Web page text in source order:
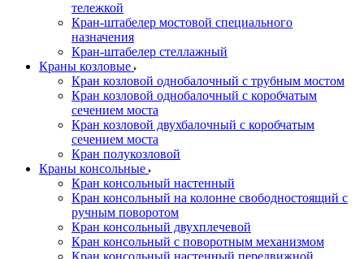
тележкой
Кран-штабелер мостовой специального
назначения
Кран-штабелер стеллажный
Краны козловые
Кран козловой однобалочный с трубным мостом
Кран козловой однобалочный с коробчатым
сечением моста
Кран козловой двухбалочный с коробчатым
сечением моста
Кран полукозловой
Краны консольные
Кран консольный настенный
Кран консольный на колонне свободностоящий с
ручным поворотом
Кран консольный двухплечевой
Кран консольный с поворотным механизмом
Кран консольный настенный передвижной